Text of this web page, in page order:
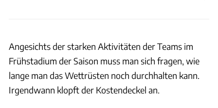
Angesichts der starken Aktivitäten der Teams im
Frühstadium der Saison muss man sich fragen, wie
lange man das Wettrüsten noch durchhalten kann.
Irgendwann klopft der Kostendeckel an.